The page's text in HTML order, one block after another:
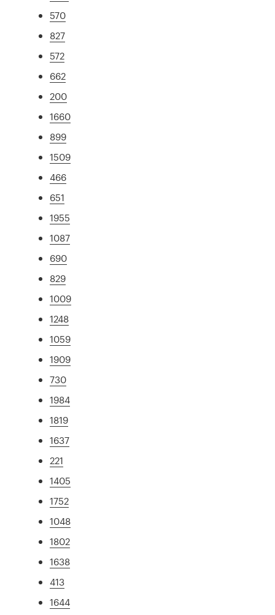
570
827
572
662
200
1660
899
1509
466
651
1955
1087
690
829
1009
1248
1059
1909
730
1984
1819
1637
221
1405
1752
1048
1802
1638
413
1644